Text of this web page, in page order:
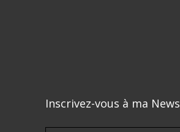
Inscrivez-vous à ma